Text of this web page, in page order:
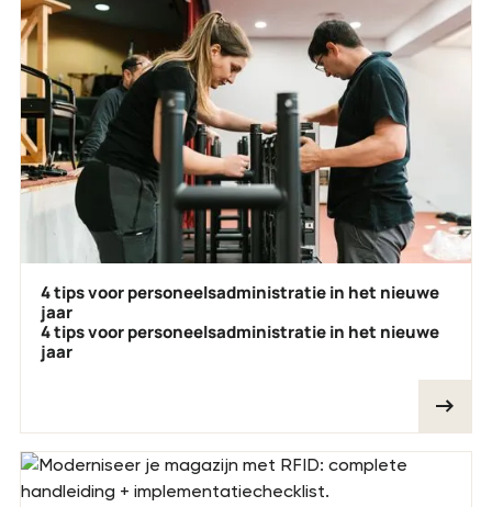
4 tips voor personeelsadministratie in het nieuwe
jaar
4 tips voor personeelsadministratie in het nieuwe
jaar